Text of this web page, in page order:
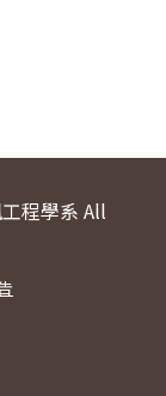
程學系 All